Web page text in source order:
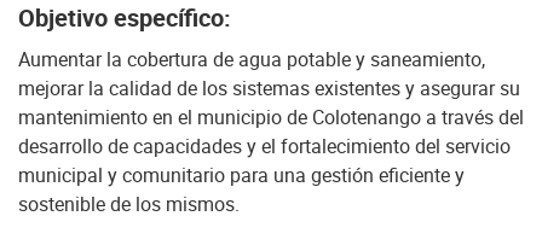
Objetivo específico:
Aumentar la cobertura de agua potable y saneamiento,
mejorar la calidad de los sistemas existentes y asegurar su
mantenimiento en el municipio de Colotenango a través del
desarrollo de capacidades y el fortalecimiento del servicio
municipal y comunitario para una gestión eficiente y
sostenible de los mismos.